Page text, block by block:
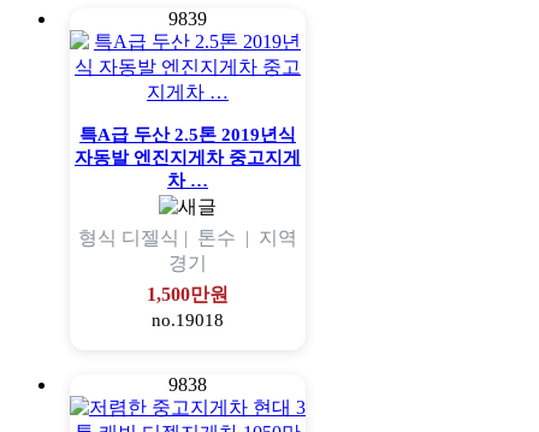
9839
특A급 두산 2.5톤 2019년식
자동발 엔진지게차 중고지게
차 …
형식 디젤식 | 톤수 | 지역
경기
1,500만원
no.19018
9838